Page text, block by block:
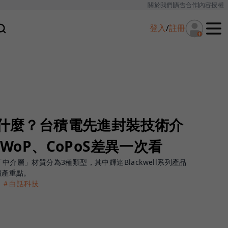
關於我們廣告合作內容授權
登入/註冊
麼？台積電先進封裝技術介
、CoPoS差異一次看
介層」材質分為3種類型，其中輝達Blackwell系列產品
重點。
＃白話科技